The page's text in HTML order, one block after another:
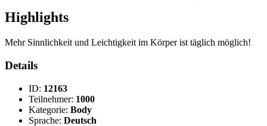
Highlights
Mehr Sinnlichkeit und Leichtigkeit im Körper ist täglich möglich!
Details
ID: 12163
Teilnehmer: 1000
Kategorie: Body
Sprache: Deutsch